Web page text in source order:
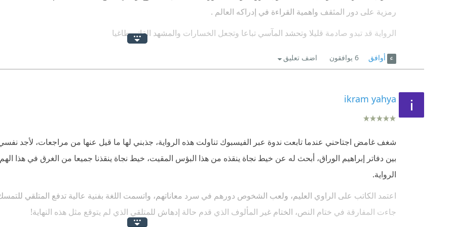
رمزية على دور المثقف واهمية القراءة في إدراكه العالم .
الرواية قد تبدو صادمة قليلا وتحشد المآسي تباعا وتجعل الخسارات والمشهد القاتم طاغيا
والشخصيات في صراع لتثبت حقها بالوجود
يتخذ الكاتب في دفاتر الوراق من شخصية إبراهيم الوراق مفتتحا للسرد عن نموذج بائع الكتب المثقف الذي تهاوي عالمة
ويصف مدى تعلقه بالقراءة وكيف جذب القراء بملخصاته القصيرة وتعريفاته لها في سطور .
وتزامنا مع شعوره بالضياع والجلوس بلاعمل يتجاذبه صراعات داخلية تغمسه في اضطراب نفسي يهيا له ان بطنه منتفخا
ويدفعه لعمل جرائم متتالية
ويحاول الهروب من الصوت بلاجدوي ويذهب فعليا للطبيب النفسي ويشرح حالته التي اقتربت من الفصام ولاحقته الهواجس
وشعور بالخواء والتخبط
تظهر الذكريات كبوابة للنفاذ إلى عمق شخصية إبراهيم الوراق الذي رحل عن قريته الحبيبة وانتقل لعيشة مغايرة بعد عودة
أوافق 6 يوافقون اضف تعليق
ikram yahya
شغف غامض اجتاحني عندما تابعت ندوة عبر الفيسبوك تناولت هذه الرواية، جذبني لها ما قيل عنها من مراجعات، لأجد
بين دفاتر إبراهيم الوراق، أبحث له عن خيط نجاة ينقذه من هذا البؤس المقيت، خيط نجاة ينقذنا جميعا من الغرق في هذا
الرواية.
اعتمد الكاتب على الراوي العليم، ولعب الشخوص دورهم في سرد معاناتهم، واتسمت اللغة بفنية عالية تدفع المتلقي
جاءت المفارقة في ختام النص، الختام غير المألوف الذي قدم حالة إدهاش للمتلقي الذي لم يتوقع مثل هذه النهاية!